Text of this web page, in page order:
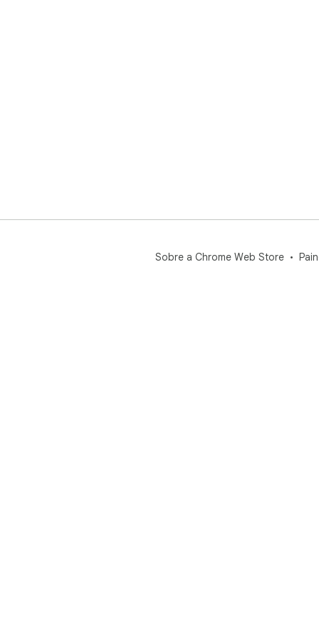
Sobre a Chrome Web Store